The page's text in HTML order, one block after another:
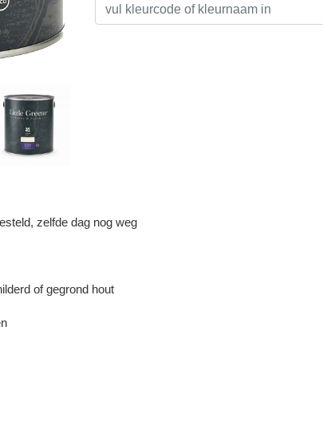
zelfde dag nog weg
of gegrond hout